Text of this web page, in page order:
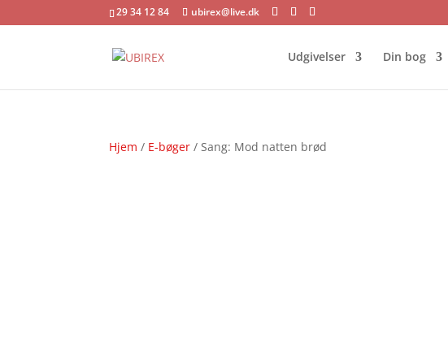
29 34 12 84 ubirex@live.dk
Udgivelser Din bog
Hjem / E-bøger / Sang: Mod natten brød